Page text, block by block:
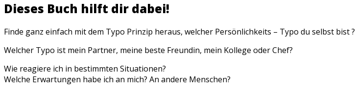
Dieses Buch hilft dir dabei!
Finde ganz einfach mit dem Typo Prinzip heraus, welcher Persönlichkeits – Typo du selbst bist ?
Welcher Typo ist mein Partner, meine beste Freundin, mein Kollege oder Chef?
Wie reagiere ich in bestimmten Situationen?
Welche Erwartungen habe ich an mich? An andere Menschen?